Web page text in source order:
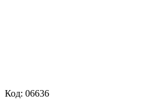
Код: 06636